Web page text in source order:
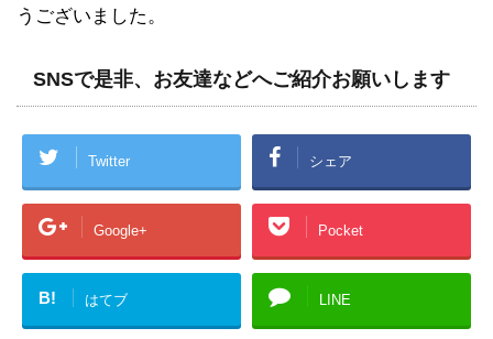
うございました。
SNSで是非、お友達などへご紹介お願いします
Twitter シェア
Google+ Pocket
B! はてブ LINE